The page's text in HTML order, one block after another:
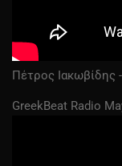
Πέτρος Ιακωβίδης
GreekBeat Radio